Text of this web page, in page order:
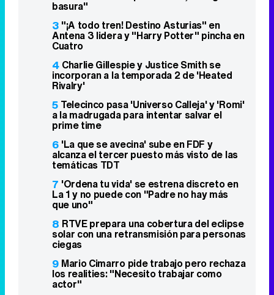
basura"
3 "¡A todo tren! Destino Asturias" en
Antena 3 lidera y "Harry Potter" pincha en
Cuatro
4 Charlie Gillespie y Justice Smith se
incorporan a la temporada 2 de 'Heated
Rivalry'
5 Telecinco pasa 'Universo Calleja' y 'Romi'
a la madrugada para intentar salvar el
prime time
6 'La que se avecina' sube en FDF y
alcanza el tercer puesto más visto de las
temáticas TDT
7 'Ordena tu vida' se estrena discreto en
La 1 y no puede con "Padre no hay más
que uno"
8 RTVE prepara una cobertura del eclipse
solar con una retransmisión para personas
ciegas
9 Mario Cimarro pide trabajo pero rechaza
los realities: "Necesito trabajar como
actor"